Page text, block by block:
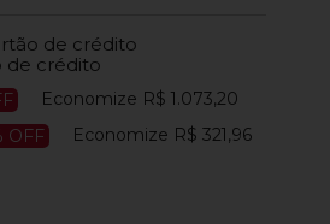
de crédito
de crédito
Economize R$ 1.073,20
OFF Economize R$ 321,96